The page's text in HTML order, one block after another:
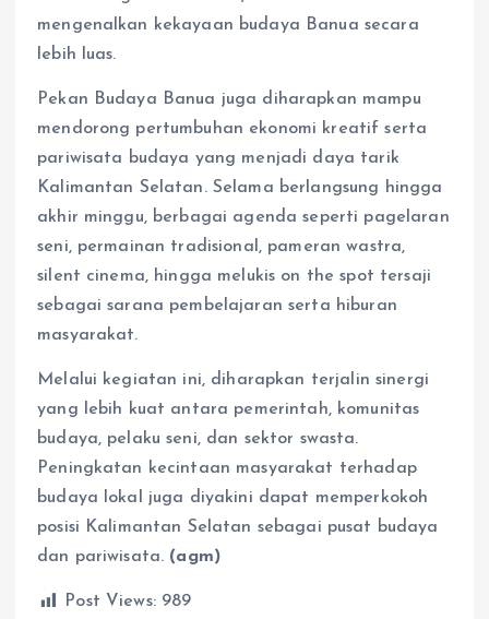
mengenalkan kekayaan budaya Banua secara
lebih luas.
Pekan Budaya Banua juga diharapkan mampu
mendorong pertumbuhan ekonomi kreatif serta
pariwisata budaya yang menjadi daya tarik
Kalimantan Selatan. Selama berlangsung hingga
akhir minggu, berbagai agenda seperti pagelaran
seni, permainan tradisional, pameran wastra,
silent cinema, hingga melukis on the spot tersaji
sebagai sarana pembelajaran serta hiburan
masyarakat.
Melalui kegiatan ini, diharapkan terjalin sinergi
yang lebih kuat antara pemerintah, komunitas
budaya, pelaku seni, dan sektor swasta.
Peningkatan kecintaan masyarakat terhadap
budaya lokal juga diyakini dapat memperkokoh
posisi Kalimantan Selatan sebagai pusat budaya
dan pariwisata. (agm)
Post Views: 989